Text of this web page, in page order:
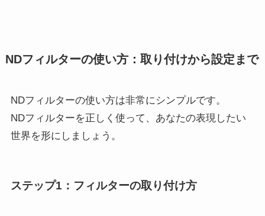
NDフィルターの使い方：取り付けから設定まで
NDフィルターの使い方は非常にシンプルです。
NDフィルターを正しく使って、あなたの表現したい
世界を形にしましょう。
ステップ1：フィルターの取り付け方